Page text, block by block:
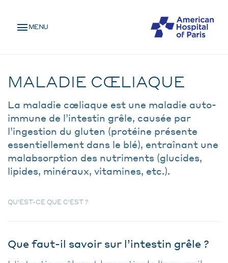
main
MENU
MOBILE
MENU
BREADCRUMB
MALADIE CŒLIAQUE
La maladie cœliaque est une maladie auto-
immune de l’intestin grêle, causée par
l’ingestion du gluten (protéine présente
essentiellement dans le blé), entraînant une
malabsorption des nutriments (glucides,
lipides, minéraux, vitamines, etc.).
QU'EST-CE QUE C'EST ?
Que faut-il savoir sur l’intestin grêle ?